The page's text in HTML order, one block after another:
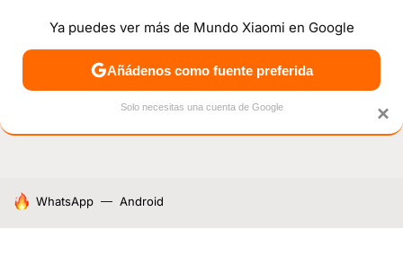
NOTICIAS MÓVILES TUTORIALES OFERTAS
HOY SE HABLA DE
WhatsApp Android
×
Ya puedes ver más de Mundo Xiaomi en Google
Añádenos como fuente preferida
Solo necesitas una cuenta de Google